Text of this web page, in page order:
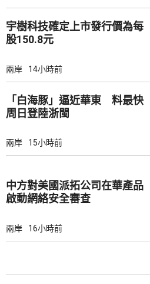
宇樹科技確定上市發行價為每
股150.8元
兩岸 14小時前
「白海豚」逼近華東 料最快
周日登陸浙閩
兩岸 15小時前
中方對美國派拓公司在華產品
啟動網絡安全審查
兩岸 16小時前